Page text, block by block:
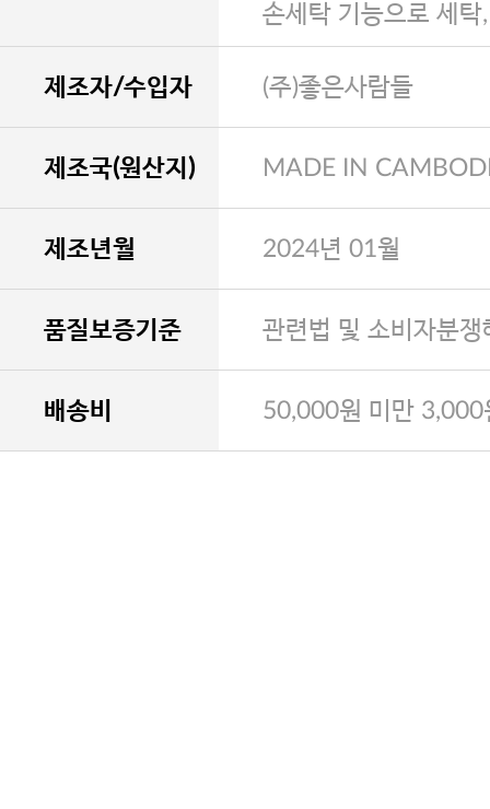
손세탁 기능으로 세탁
제조자/수입자 (주)좋은사람들
제조국(원산지) MADE IN
제조년월 2024년 01월
품질보증기준 관련법 및 소비자분
배송비 50,000원 미만 3,000